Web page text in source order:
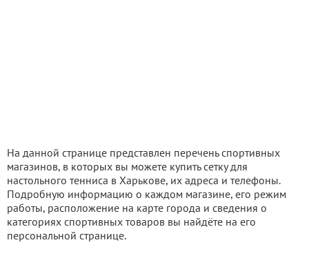
На данной странице представлен перечень спортивных
магазинов, в которых вы можете купить сетку для
настольного тенниса в Харькове, их адреса и телефоны.
Подробную информацию о каждом магазине, его режим
работы, расположение на карте города и сведения о
категориях спортивных товаров вы найдёте на его
персональной странице.